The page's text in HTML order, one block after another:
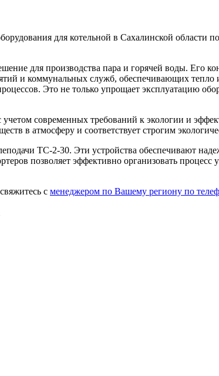
для котельной в Сахалинской области
для производства пара и горячей воды. Его
и коммунальных служб, обеспечивающих
Это не только упрощает эксплуатацию
современных требований к экологии и
в атмосферу и соответствует строгим
ТС-2-30. Эти устройства обеспечивают
позволяет эффективно организовать
с менеджером по Вашему региону по